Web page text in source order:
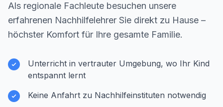
Als regionale Fachleute besuchen unsere
erfahrenen Nachhilfelehrer Sie direkt zu Hause –
höchster Komfort für Ihre gesamte Familie.
Unterricht in vertrauter Umgebung, wo Ihr Kind
entspannt lernt
Keine Anfahrt zu Nachhilfeinstituten notwendig